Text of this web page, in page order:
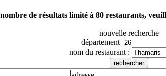
nombre de résultats limité à 80 restaurants,
nouvelle recherche
département
nom du restaurant :